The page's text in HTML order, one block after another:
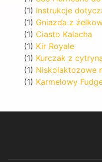
(1) Instrukcje
(1) Gniazda z
(1) Ciasto Kalacha
(1) Kir Royale
(1) Kurczak z
(1) Niskolaktozowe
(1) Karmelowy